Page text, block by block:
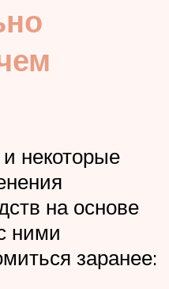
некоторые
на основе
ними
заранее: